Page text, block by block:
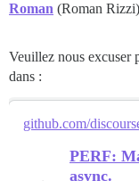
Roman (Roman Rizzi)
Veuillez nous excuser
dans :
github.com/
PERF:
async.